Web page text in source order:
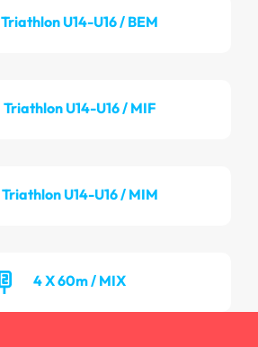
Triathlon U14-U16 / BEM
Triathlon U14-U16 / MIF
Triathlon U14-U16 / MIM
4 X 60m / MIX